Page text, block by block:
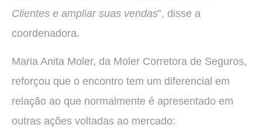
Clientes e ampliar suas vendas”, disse a
coordenadora.
Maria Anita Moler, da Moler Corretora de Seguros,
reforçou que o encontro tem um diferencial em
relação ao que normalmente é apresentado em
outras ações voltadas ao mercado: